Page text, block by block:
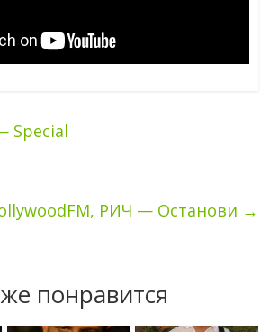
Special
РИЧ — Останови →
понравится